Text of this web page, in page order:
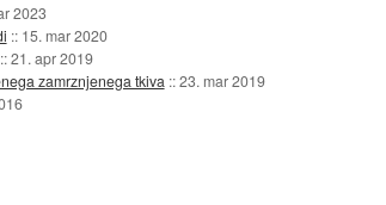
2023
:: 15. mar 2020
::21. apr 2019
zamrznjenega tkiva ::23. mar 2019